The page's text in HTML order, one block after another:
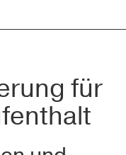
für